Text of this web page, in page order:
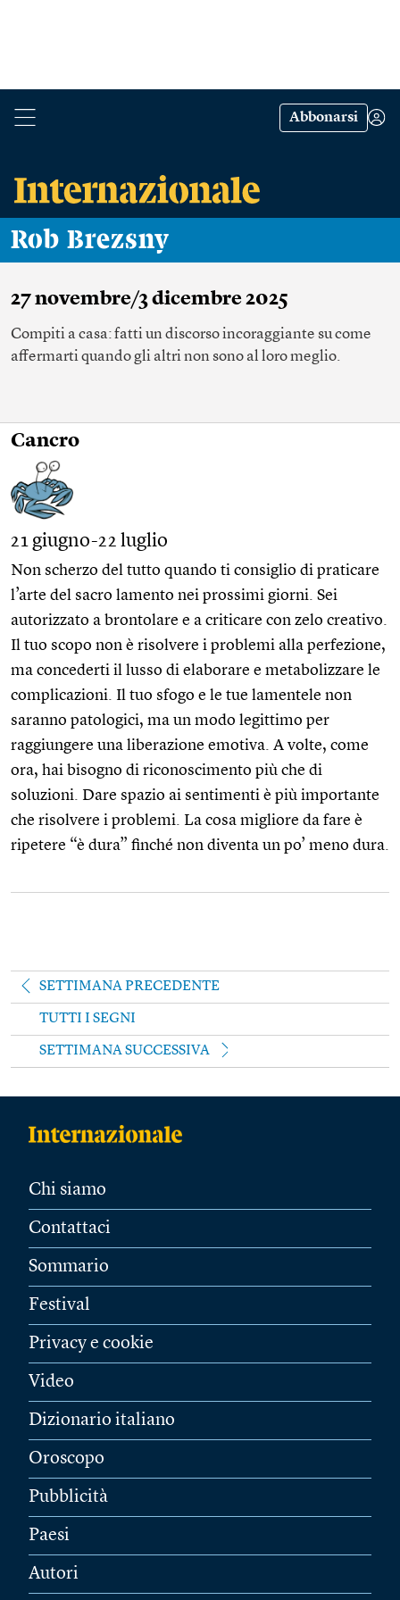
Abbonarsi
Rob Brezsny
27 novembre/3 dicembre 2025
Compiti a casa: fatti un discorso incoraggiante su come
affermarti quando gli altri non sono al loro meglio.
Cancro
21 giugno-22 luglio
Non scherzo del tutto quando ti consiglio di praticare
l’arte del sacro lamento nei prossimi giorni. Sei
autorizzato a brontolare e a criticare con zelo creativo.
Il tuo scopo non è risolvere i problemi alla perfezione,
ma concederti il lusso di elaborare e metabolizzare le
complicazioni. Il tuo sfogo e le tue lamentele non
saranno patologici, ma un modo legittimo per
raggiungere una liberazione emotiva. A volte, come
ora, hai bisogno di riconoscimento più che di
soluzioni. Dare spazio ai sentimenti è più importante
che risolvere i problemi. La cosa migliore da fare è
ripetere “è dura” finché non diventa un po’ meno dura.
SETTIMANA PRECEDENTE
TUTTI I SEGNI
SETTIMANA SUCCESSIVA
Chi siamo
Contattaci
Sommario
Festival
Privacy e cookie
Video
Dizionario italiano
Oroscopo
Pubblicità
Paesi
Autori